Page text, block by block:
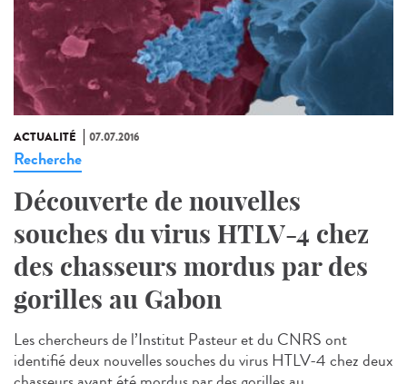
ACTUALITÉ 07.07.2016
Recherche
Découverte de nouvelles
souches du virus HTLV-4 chez
des chasseurs mordus par des
gorilles au Gabon
Les chercheurs de l’Institut Pasteur et du CNRS ont
identifié deux nouvelles souches du virus HTLV-4 chez deux